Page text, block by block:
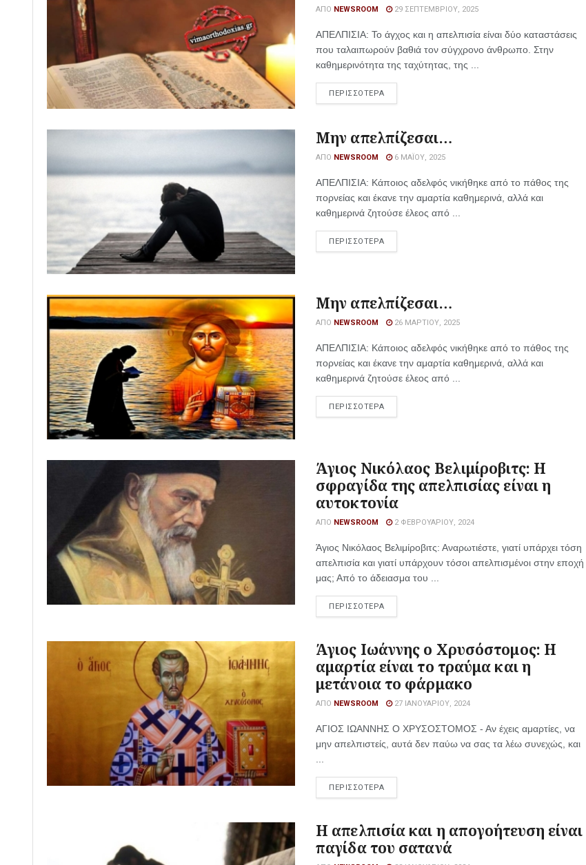
ΑΠΌ NEWSROOM 29 ΣΕΠΤΕΜΒΡΊΟΥ, 2025
ΑΠΕΛΠΙΣΙΑ: Το άγχος και η απελπισία είναι δύο καταστάσεις
που ταλαιπωρούν βαθιά τον σύγχρονο άνθρωπο. Στην
καθημερινότητα της ταχύτητας, της ...
ΠΕΡΙΣΣΟΤΕΡΑ
Μην απελπίζεσαι…
ΑΠΌ NEWSROOM 6 ΜΑΪ́ΟΥ, 2025
ΑΠΕΛΠΙΣΙΑ: Κάποιος αδελφός νικήθηκε από το πάθος της
πορνείας και έκανε την αμαρτία καθημερινά, αλλά και
καθημερινά ζητούσε έλεος από ...
ΠΕΡΙΣΣΟΤΕΡΑ
Μην απελπίζεσαι…
ΑΠΌ NEWSROOM 26 ΜΑΡΤΊΟΥ, 2025
ΑΠΕΛΠΙΣΙΑ: Κάποιος αδελφός νικήθηκε από το πάθος της
πορνείας και έκανε την αμαρτία καθημερινά, αλλά και
καθημερινά ζητούσε έλεος από ...
ΠΕΡΙΣΣΟΤΕΡΑ
Άγιος Νικόλαος Βελιμίροβιτς: Η
σφραγίδα της απελπισίας είναι η
αυτοκτονία
ΑΠΌ NEWSROOM 2 ΦΕΒΡΟΥΑΡΊΟΥ, 2024
Άγιος Νικόλαος Βελιμίροβιτς: Αναρωτιέστε, γιατί υπάρχει τόση
απελπισία και γιατί υπάρχουν τόσοι απελπισμένοι στην εποχή
μας; Από το άδειασμα του ...
ΠΕΡΙΣΣΟΤΕΡΑ
Άγιος Ιωάννης ο Χρυσόστομος: Η
αμαρτία είναι το τραύμα και η
μετάνοια το φάρμακο
ΑΠΌ NEWSROOM 27 ΙΑΝΟΥΑΡΊΟΥ, 2024
ΑΓΙΟΣ ΙΩΑΝΝΗΣ Ο ΧΡΥΣΟΣΤΟΜΟΣ - Αν έχεις αμαρτίες, να
μην απελπιστείς, αυτά δεν παύω να σας τα λέω συνεχώς, και
ΠΕΡΙΣΣΟΤΕΡΑ
Η απελπισία και η απογοήτευση είναι
παγίδα του σατανά